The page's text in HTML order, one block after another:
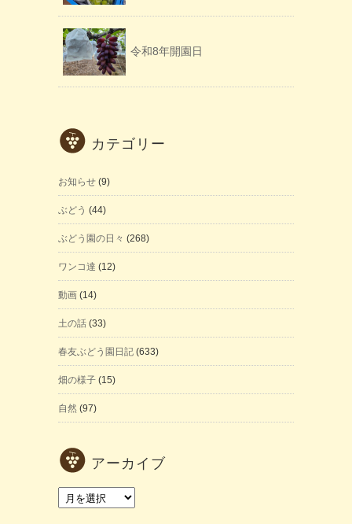
令和8年開園日
カテゴリー
お知らせ (9)
ぶどう (44)
ぶどう園の日々 (268)
ワンコ達 (12)
動画 (14)
土の話 (33)
春友ぶどう園日記 (633)
畑の様子 (15)
自然 (97)
アーカイブ
ア